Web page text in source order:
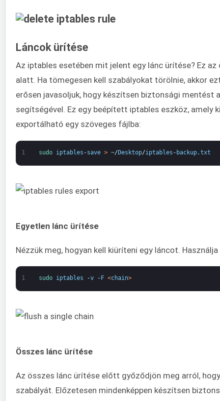
Láncok ürítése
Az iptables esetében mit jelent egy lánc ürítése? Ez
alatt. Ha tömegesen kell szabályokat törölnie, akkor
erősen javasoljuk, hogy készítsen biztonsági mentést
segítségével. Ez egy beépített iptables eszköz, amely
exportálható egy szöveges fájlba:
1 sudo iptables -save > ~/Desktop/iptables - backup.txt
Egyetlen lánc ürítése
Nézzük meg, hogyan kell kiüríteni egy láncot.
1 sudo iptables -v - F <chain>
Összes lánc ürítése
Az összes lánc ürítése előtt győződjön meg arról,
szabályát. Előzetesen mindenképpen készítsen